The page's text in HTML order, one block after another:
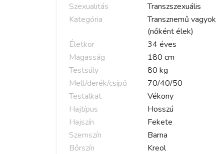
Szexualitás
Transzszexuális
Kategória
Transznemű vagyok
(nőként élek)
Életkor
34 éves
Magasság
180 cm
Testsúly
80 kg
Mell/derék/csípő
70/40/50
Testalkat
Vékony
Hajtípus
Hosszú
Hajszín
Fekete
Szemszín
Barna
Bőrszín
Kreol